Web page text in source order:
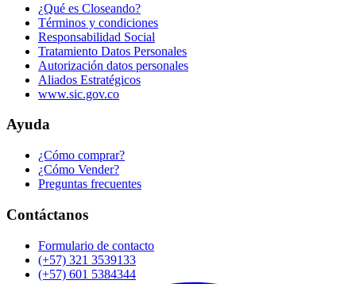
¿Qué es Closeando?
Términos y condiciones
Responsabilidad Social
Tratamiento Datos Personales
Autorización datos personales
Aliados Estratégicos
www.sic.gov.co
Ayuda
¿Cómo comprar?
¿Cómo Vender?
Preguntas frecuentes
Contáctanos
Formulario de contacto
(+57) 321 3539133
(+57) 601 5384344